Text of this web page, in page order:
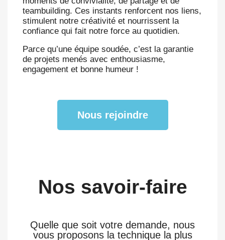
teambuilding. Ces instants renforcent nos liens,
stimulent notre créativité et nourrissent la
confiance qui fait notre force au quotidien.
Parce qu’une équipe soudée, c’est la garantie
de projets menés avec enthousiasme,
engagement et bonne humeur !
Nous rejoindre
Nos savoir-faire
Quelle que soit votre demande, nous
vous proposons la technique la plus